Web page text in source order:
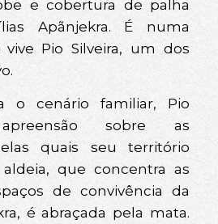
e cobertura de palha
Apãnjekra. É numa
vive Pio Silveira, um dos
o cenário familiar, Pio
sobre as
quais seu território
que concentra as
de convivência da
é abraçada pela mata.